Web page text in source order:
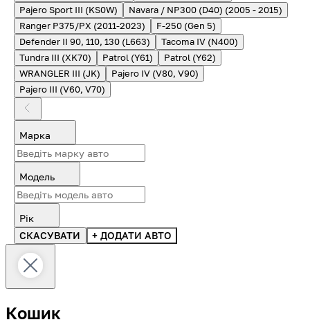
Pajero Sport III (KS0W)
Navara / NP300 (D40) (2005 - 2015)
Ranger P375/PX (2011-2023)
F-250 (Gen 5)
Defender II 90, 110, 130 (L663)
Tacoma IV (N400)
Tundra III (XK70)
Patrol (Y61)
Patrol (Y62)
WRANGLER III (JK)
Pajero IV (V80, V90)
Pajero III (V60, V70)
Марка
Модель
Рік
СКАСУВАТИ
+ ДОДАТИ АВТО
Кошик